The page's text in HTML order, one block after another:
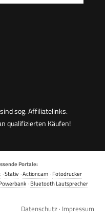
Schwarz
sog. Affiliatelinks.
qualifizierten Käufen!
Portale:
·Stativ·Actioncam·Fotodrucker
·Bluetooth Lautsprecher
Datenschutz · Impressum